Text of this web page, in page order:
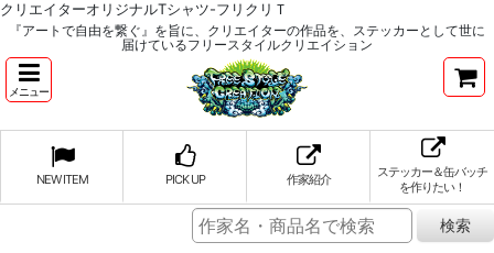
クリエイターオリジナルTシャツ-フリクリＴ
『アートで自由を繋ぐ』を旨に、クリエイターの作品を、ステッカーとして世に
届けているフリースタイルクリエイション
メニュー
NEW ITEM PICK UP 作家紹介
ステッカー＆缶バッチ
を作りたい！